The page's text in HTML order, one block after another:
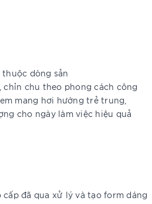
dòng sản
chỉn chu theo phong cách công
mang hơi hướng trẻ trung,
cho ngày làm việc hiệu quả
cấp đã qua xử lý và tạo form dáng